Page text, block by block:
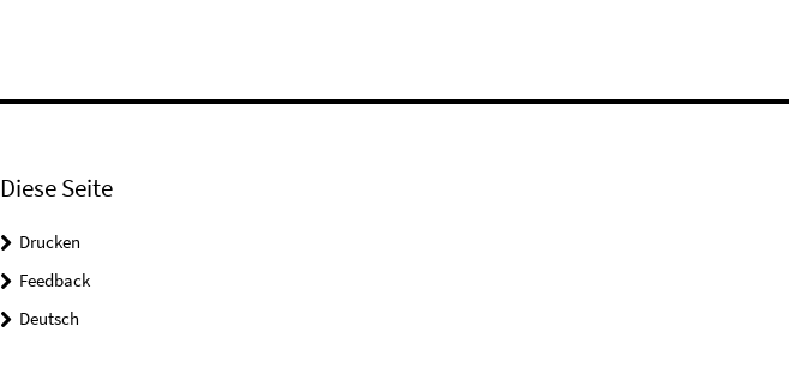
Diese Seite
Drucken
Feedback
Deutsch